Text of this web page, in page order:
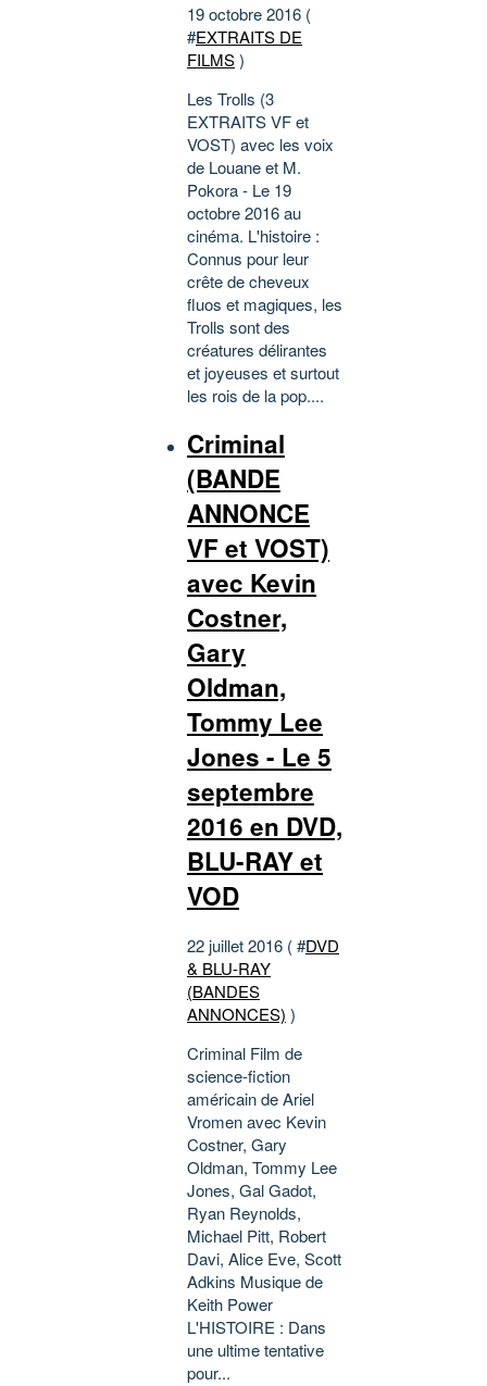
19 octobre 2016 (
#EXTRAITS DE
FILMS)
Les Trolls (3
EXTRAITS VF et
VOST) avec les voix
de Louane et M.
Pokora - Le 19
octobre 2016 au
cinéma. L'histoire :
Connus pour leur
crête de cheveux
fluos et magiques, les
Trolls sont des
créatures délirantes
et joyeuses et surtout
les rois de la pop....
Criminal
(BANDE
ANNONCE
VF et VOST)
avec Kevin
Costner,
Gary
Oldman,
Tommy Lee
Jones - Le 5
septembre
2016 en DVD,
BLU-RAY et
VOD
22 juillet 2016 ( #DVD
& BLU-RAY
(BANDES
ANNONCES) )
Criminal Film de
science-fiction
américain de Ariel
Vromen avec Kevin
Costner, Gary
Oldman, Tommy Lee
Jones, Gal Gadot,
Ryan Reynolds,
Michael Pitt, Robert
Davi, Alice Eve, Scott
Adkins Musique de
Keith Power
L'HISTOIRE : Dans
une ultime tentative
pour...